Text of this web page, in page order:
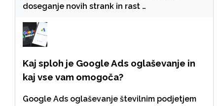
doseganje novih strank in rast …
Kaj sploh je Google Ads oglaševanje in
kaj vse vam omogoča?
Google Ads oglaševanje številnim podjetjem